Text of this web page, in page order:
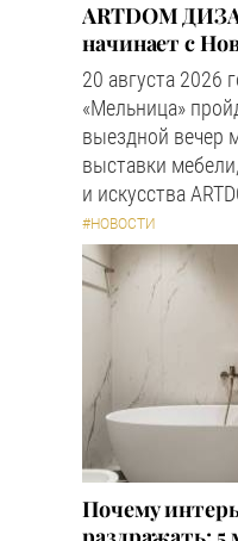
ARTDOM
начинает с
20 августа 2026
«Мельница»
выездной вечер
выставки
и искусства
#НОВОСТИ
Почему